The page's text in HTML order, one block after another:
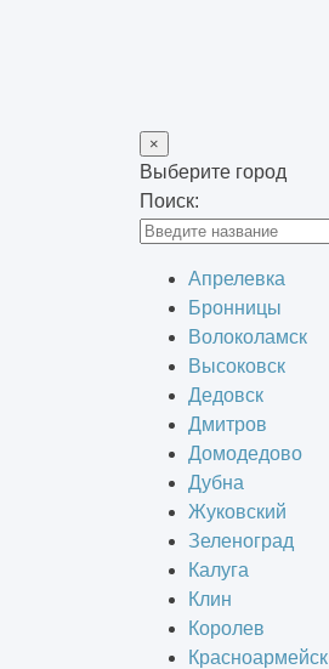
×
Выберите город
Поиск:
Апрелевка
Бронницы
Волоколамск
Высоковск
Дедовск
Дмитров
Домодедово
Дубна
Жуковский
Зеленоград
Калуга
Клин
Королев
Красноармейск